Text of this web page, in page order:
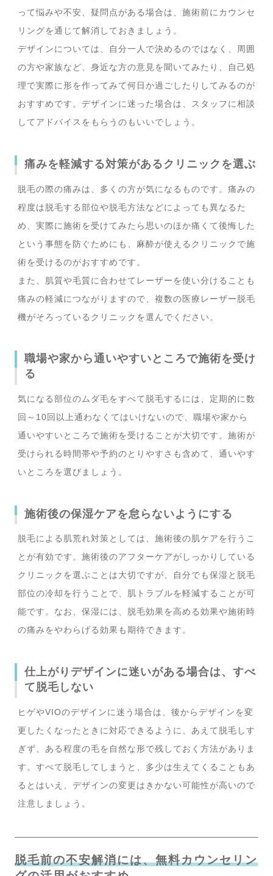
って悩みや不安、疑問点がある場合は、施術前にカウンセ
リングを通じて解消しておきましょう。
デザインについては、自分一人で決めるのではなく、周囲
の方や家族など、身近な方の意見を聞いてみたり、自己処
理で実際に形を作ってみて何日か過ごしたりしてみるのが
おすすめです。デザインに迷った場合は、スタッフに相談
してアドバイスをもらうのもいいでしょう。
痛みを軽減する対策があるクリニックを選ぶ
脱毛の際の痛みは、多くの方が気になるものです。痛みの
程度は脱毛する部位や脱毛方法などによっても異なるた
め、実際に施術を受けてみたら思いのほか痛くて後悔した
という事態を防ぐためにも、麻酔が使えるクリニックで施
術を受けるのがおすすめです。
また、肌質や毛質に合わせてレーザーを使い分けることも
痛みの軽減につながりますので、複数の医療レーザー脱毛
機がそろっているクリニックを選んでください。
職場や家から通いやすいところで施術を受け
る
気になる部位のムダ毛をすべて脱毛するには、定期的に数
回～10回以上通わなくてはいけないので、職場や家から
通いやすいところで施術を受けることが大切です。施術が
受けられる時間帯や予約のとりやすさも含めて、通いやす
いところを選びましょう。
施術後の保湿ケアを怠らないようにする
脱毛による肌荒れ対策としては、施術後の肌ケアを行うこ
とが有効です。施術後のアフターケアがしっかりしている
クリニックを選ぶことは大切ですが、自分でも保湿と脱毛
部位の冷却を行うことで、肌トラブルを軽減することが可
能です。なお、保湿には、脱毛効果を高める効果や施術時
の痛みをやわらげる効果も期待できます。
仕上がりデザインに迷いがある場合は、すべ
て脱毛しない
ヒゲやVIOのデザインに迷う場合は、後からデザインを変
更したくなったときに対応できるように、あえて脱毛しす
ぎず、ある程度の毛を自然な形で残しておく方法がありま
す。すべて脱毛してしまうと、多少は生えてくることもあ
るとはいえ、デザインの変更はきかない可能性が高いので
注意しましょう。
脱毛前の不安解消には、無料カウンセリン